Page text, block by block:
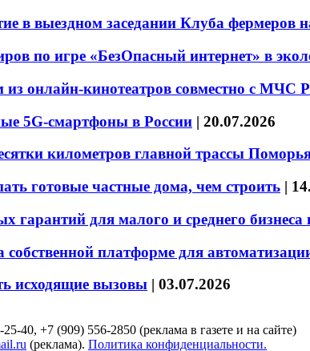
в выездном заседании Клуба фермеров
по игре «БезОпасный интернет» в
онлайн-кинотеатров совместно с МЧС
5G-смартфоны в России | 20.07.2026
километров главной трассы
готовые частные дома, чем строить |
гарантий для малого и среднего бизнеса
платформе для
исходящие вызовы | 03.07.2026
40, +7 (909) 556-2850 (реклама в газете и на сайте)
(реклама). Политика конфиденциальности.